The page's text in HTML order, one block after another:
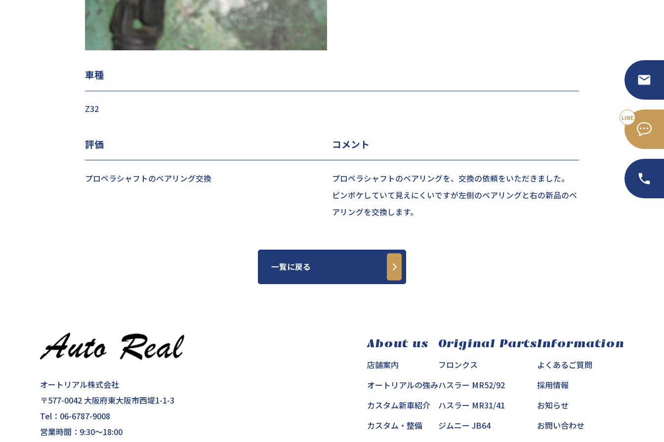
車種
Z32
評価
プロペラシャフトのベアリング交換
コメント
プロペラシャフトのベアリングを、交換の依頼をいただきました。
ピンボケしていて見えにくいですが左側のベアリングと右の新品のベ
アリングを交換します。
一覧に戻る
オートリアル株式会社
〒577-0042 大阪府東大阪市西堤1-1-3
Tel： 06-6787-9008
営業時間：9:30～18:00
About us
店舗案内
オートリアルの強み
カスタム新車紹介
カスタム・整備
Original Parts
フロンクス
ハスラー MR52/92
ハスラー MR31/41
ジムニー JB64
Information
よくあるご質問
採用情報
お知らせ
お問い合わせ